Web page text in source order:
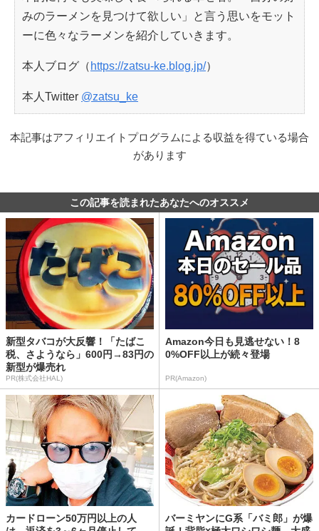
みのラーメンを見つけて欲しい」と言う思いをモット
ーに色々なラーメンを紹介していきます。
本人ブログ（ https://zatsu-ke.blog.jp/）
本人Twitter @zatsu_ke
本記事はアフィリエイトプログラムによる収益を得ている場合
があります
この記事を読まれたあなたへのオススメ
新型タバコが大反響！「たばこ
税、さようなら」600円→83円の
新型が爆売れ
PR(株式会社HAL)
Amazon今日も見逃せない！8
0%OFF以上が続々登場
PR(Amazon)
カードローン50万円以上の人
バーミヤンにG系「バミ郎」が爆